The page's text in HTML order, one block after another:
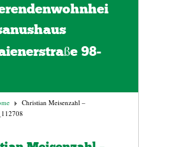
98-
Christian Meisenzahl –